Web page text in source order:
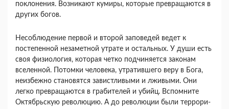
поклонения. Возни­кают кумиры, которые превращаются в
других богов.
Несоблюдение первой и второй заповедей ведет к
постепенной незаметной утрате и остальных. У души есть
своя физиология, которая четко под­чиняется законам
вселенной. Потомки человека, утратившего веру в Бога,
неизбежно становятся завистливыми и лживыми. Они
легко превраща­ются в грабителей и убийц. Вспомните
Октябрь­скую революцию. А до революции были террори­